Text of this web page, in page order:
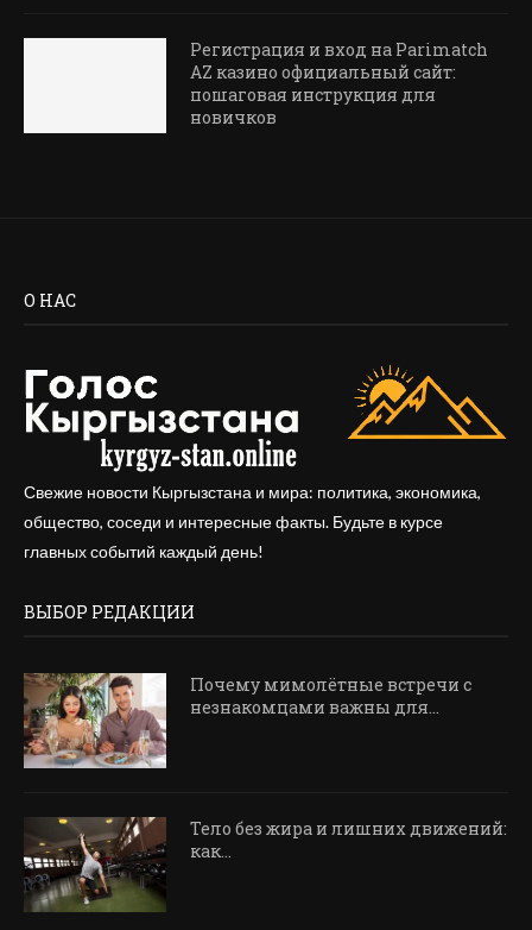
Регистрация и вход на Parimatch
AZ казино официальный сайт:
пошаговая инструкция для
новичков
О НАС
Свежие новости Кыргызстана и мира: политика, экономика,
общество, соседи и интересные факты. Будьте в курсе
главных событий каждый день!
ВЫБОР РЕДАКЦИИ
Почему мимолётные встречи с
незнакомцами важны для...
Тело без жира и лишних движений:
как...